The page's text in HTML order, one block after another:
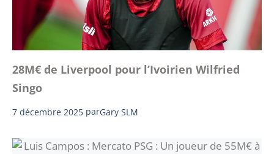
28M€ de Liverpool pour l’Ivoirien Wilfried
Singo
7 décembre 2025 parGary SLM